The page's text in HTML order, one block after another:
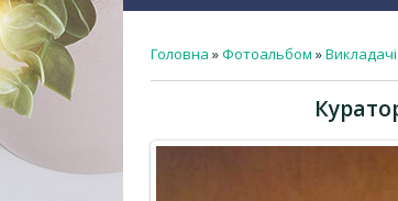
Головна »Фотоальбом »